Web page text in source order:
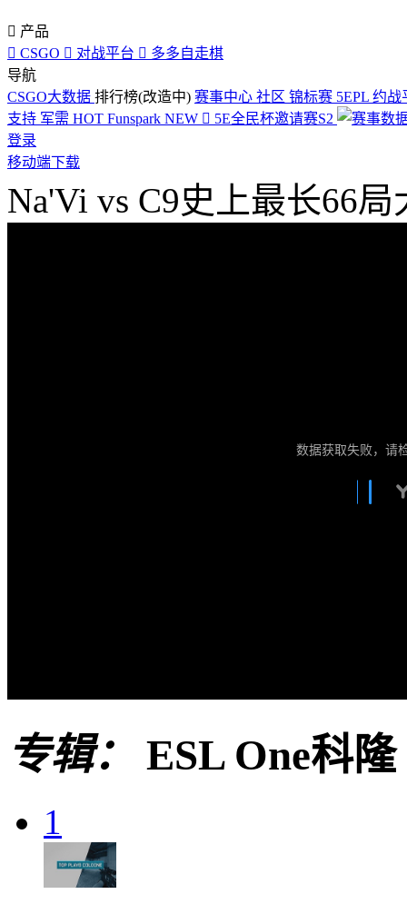
 产品
 CSGO  对战平台  多多自走棋
导航
CSGO大数据 排行榜(改造中) 赛事中心 社区 锦标赛 5EPL 约战
支持 军需 HOT Funspark NEW  5E全民杯邀请赛S2
登录
移动端下载
Na'Vi vs C9史上最长66
数据获取失败，请
专辑： ESL One科隆
1